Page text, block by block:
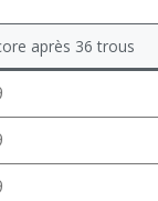
après 36 trous